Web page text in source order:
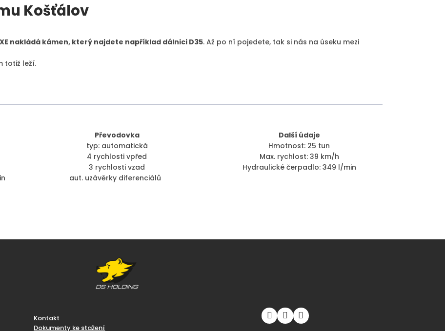
Košťálov
XE nakládá kámen, který najdete například dálnici D35. Až po ní pojedete, tak si nás na úseku mezi
totiž leží.
Převodovka
typ: automatická
4 rychlosti vpřed
3 rychlosti vzad
aut. uzávěrky diferenciálů
Další údaje
Hmotnost: 25 tun
Max. rychlost: 39 km/h
Hydraulické čerpadlo: 349 l/min
Kontakt
Dokumenty ke stažení